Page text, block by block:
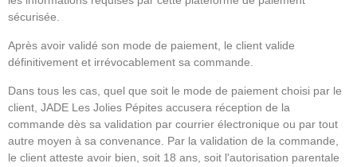
sécurisée.
Après avoir validé son mode de paiement, le client valide
définitivement et irrévocablement sa commande.
Dans tous les cas, quel que soit le mode de paiement choisi par le
client, JADE Les Jolies Pépites accusera réception de la
commande dès sa validation par courrier électronique ou par tout
autre moyen à sa convenance. Par la validation de la commande,
le client atteste avoir bien, soit 18 ans, soit l'autorisation parentale